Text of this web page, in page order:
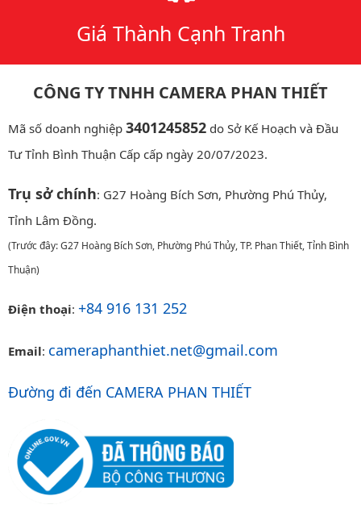
Giá Thành Cạnh Tranh
CÔNG TY TNHH CAMERA PHAN THIẾT
Mã số doanh nghiệp 3401245852 do Sở Kế Hoạch và Đầu
Tư Tỉnh Bình Thuận Cấp cấp ngày 20/07/2023.
Trụ sở chính: G27 Hoàng Bích Sơn, Phường Phú Thủy,
Tỉnh Lâm Đồng.
(Trước đây: G27 Hoàng Bích Sơn, Phường Phú Thủy, TP. Phan Thiết, Tỉnh Bình
Thuận)
Điện thoại: +84 916 131 252
Email: cameraphanthiet.net@gmail.com
Đường đi đến CAMERA PHAN THIẾT